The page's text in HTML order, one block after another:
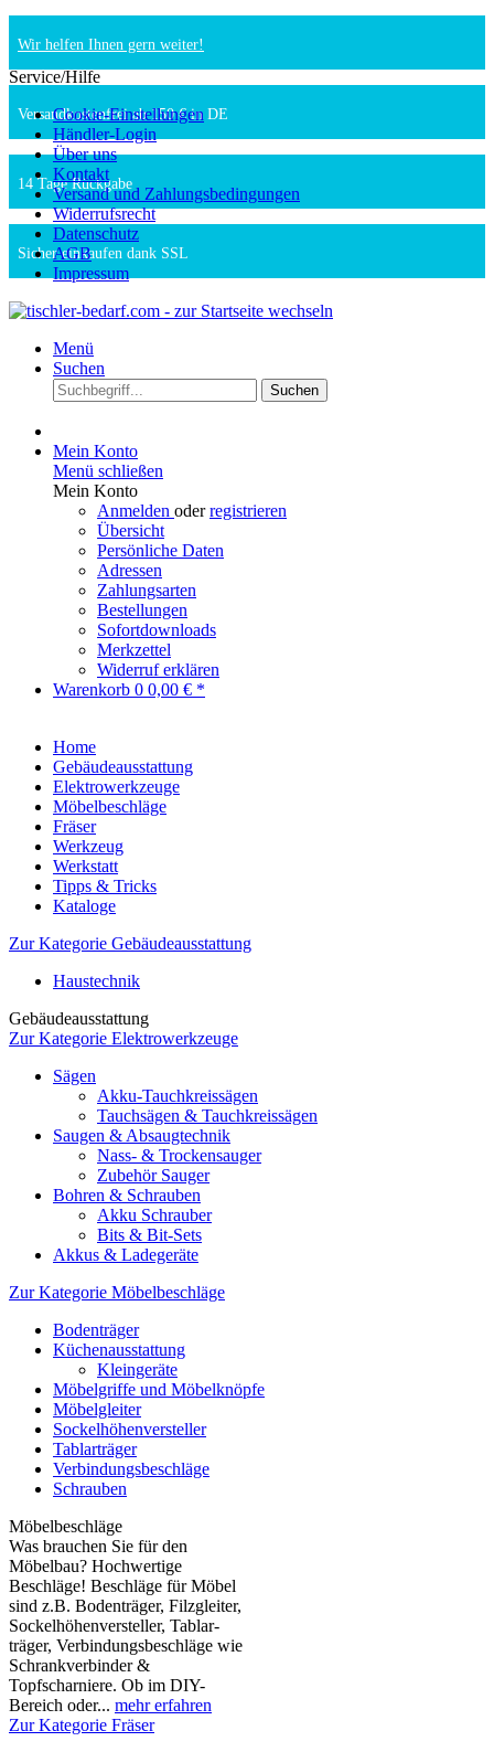
Wir helfen Ihnen gern weiter!
Versandkostenfrei ab 150 € in DE
14 Tage Rückgabe
Sicher einkaufen dank SSL
Service/Hilfe
Cookie-Einstellungen
Händler-Login
Über uns
Kontakt
Versand und Zahlungsbedingungen
Widerrufsrecht
Datenschutz
AGB
Impressum
Menü
Suchen
Suchen
Mein Konto
Menü schließen
Mein Konto
Anmelden oderregistrieren
Übersicht
Persönliche Daten
Adressen
Zahlungsarten
Bestellungen
Sofortdownloads
Merkzettel
Widerruf erklären
Warenkorb 0 0,00 € *
Home
Gebäudeausstattung
Elektrowerkzeuge
Möbelbeschläge
Fräser
Werkzeug
Werkstatt
Tipps & Tricks
Kataloge
Zur Kategorie Gebäudeausstattung
Haustechnik
Gebäudeausstattung
Zur Kategorie Elektrowerkzeuge
Sägen
Akku-Tauchkreissägen
Tauchsägen & Tauchkreissägen
Saugen & Absaugtechnik
Nass- & Trockensauger
Zubehör Sauger
Bohren & Schrauben
Akku Schrauber
Bits & Bit-Sets
Akkus & Ladegeräte
Zur Kategorie Möbelbeschläge
Bodenträger
Küchenausstattung
Kleingeräte
Möbelgriffe und Möbelknöpfe
Möbelgleiter
Sockelhöhenversteller
Tablarträger
Verbindungsbeschläge
Schrauben
Möbelbeschläge
Was brauchen Sie für den
Möbelbau? Hochwertige
Beschläge! Beschläge für Möbel
sind z.B. Boden­träger, Filzgleiter,
Sockelhöhen­versteller, Tablar­
träger, Verbindungs­beschläge wie
Schrank­verbinder &
Topfscharniere. Ob im DIY-
Bereich oder... mehr erfahren
Zur Kategorie Fräser